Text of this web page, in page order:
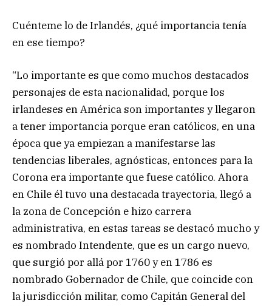
Cuénteme lo de Irlandés, ¿qué importancia tenía
en ese tiempo?
“Lo importante es que como muchos destacados
personajes de esta nacionalidad, porque los
irlandeses en América son importantes y llegaron
a tener importancia porque eran católicos, en una
época que ya empiezan a manifestarse las
tendencias liberales, agnósticas, entonces para la
Corona era importante que fuese católico. Ahora
en Chile él tuvo una destacada trayectoria, llegó a
la zona de Concepción e hizo carrera
administrativa, en estas tareas se destacó mucho y
es nombrado Intendente, que es un cargo nuevo,
que surgió por allá por 1760 y en 1786 es
nombrado Gobernador de Chile, que coincide con
la jurisdicción militar, como Capitán General del